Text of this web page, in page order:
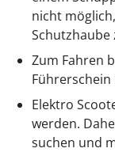
nicht
Schutzhaube
Zum Fahren
Elektro
werden.
suchen und